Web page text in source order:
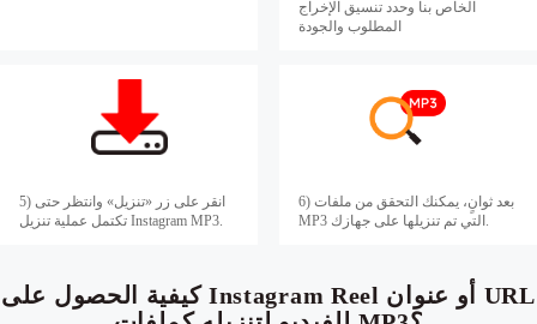
الخاص بنا وحدد تنسيق الإخراج
المطلوب والجودة
5) انقر على زر «تنزيل» وانتظر حتى
تكتمل عملية تنزيل Instagram MP3.
6) بعد ثوانٍ، يمكنك التحقق من ملفات
MP3 التي تم تنزيلها على جهازك.
كيفية الحصول على Instagram Reel أو عنوان URL